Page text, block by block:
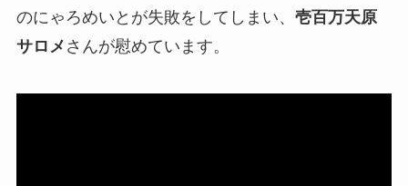
のにゃろめいとが失敗をしてしまい、 壱百万天原
サロメ さんが慰めています。